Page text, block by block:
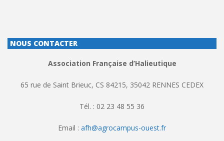
NOUS CONTACTER
Association Française d’Halieutique
65 rue de Saint Brieuc, CS 84215, 35042 RENNES CEDEX
Tél. : 02 23 48 55 36
Email : afh@agrocampus-ouest.fr